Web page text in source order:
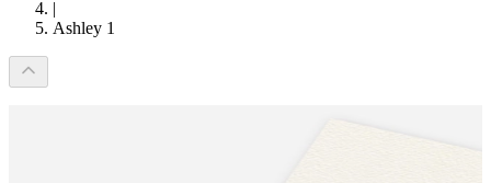
|
Ashley 1